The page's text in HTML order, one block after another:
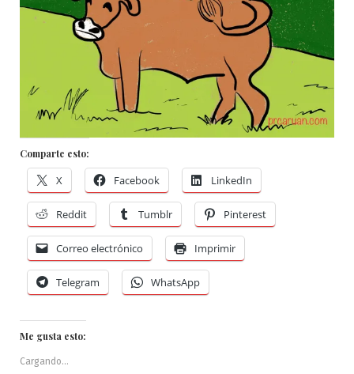
Comparte esto:
X Facebook LinkedIn
Reddit Tumblr Pinterest
Correo electrónico Imprimir
Telegram WhatsApp
Me gusta esto:
Cargando...